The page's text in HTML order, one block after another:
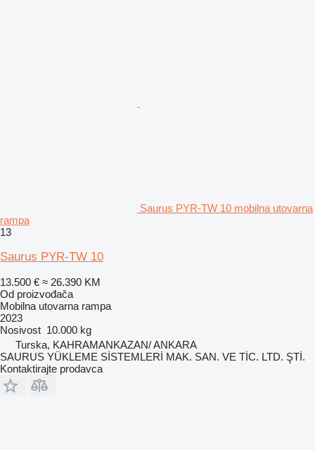
Saurus PYR-TW 10 mobilna utovarna
rampa
13
Saurus PYR-TW 10
13.500 € ≈ 26.390 KM
Od proizvođača
Mobilna utovarna rampa
2023
Nosivost 10.000 kg
Turska, KAHRAMANKAZAN/ ANKARA
SAURUS YÜKLEME SİSTEMLERİ MAK. SAN. VE TİC. LTD. ŞTİ.
Kontaktirajte prodavca